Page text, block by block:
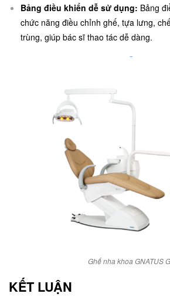
Bảng điều khiển dễ sử dụng: Bảng
chức năng điều chỉnh ghế, tựa lưng,
trùng, giúp bác sĩ thao tác dễ dàng.
Ghế nha khoa GNATUS
KẾT LUẬN